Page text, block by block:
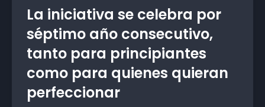
La iniciativa se celebra por
séptimo año consecutivo,
tanto para principiantes
como para quienes quieran
perfeccionar